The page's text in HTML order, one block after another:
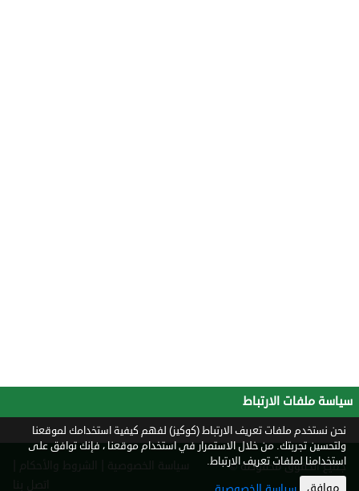
جميع الحقوق محفوظة ©
2026
سياسة ملفات الارتباط
نحن نستخدم ملفات تعريف الارتباط (كوكيز) لفهم كيفية استخدامك لموقعنا
ولتحسين تجربتك. من خلال الاستمرار في استخدام موقعنا ، فإنك توافق على
استخدامنا لملفات تعريف الارتباط.